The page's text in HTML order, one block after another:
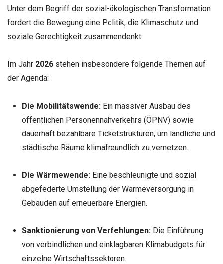
Unter dem Begriff der sozial-ökologischen Transformation
fordert die Bewegung eine Politik, die Klimaschutz und
soziale Gerechtigkeit zusammendenkt.
Im Jahr 2026 stehen insbesondere folgende Themen auf
der Agenda:
Die Mobilitätswende:Ein massiver Ausbau des
öffentlichen Personennahverkehrs (ÖPNV) sowie
dauerhaft bezahlbare Ticketstrukturen, um ländliche und
städtische Räume klimafreundlich zu vernetzen.
Die Wärmewende:Eine beschleunigte und sozial
abgefederte Umstellung der Wärmeversorgung in
Gebäuden auf erneuerbare Energien.
Sanktionierung von Verfehlungen:Die Einführung
von verbindlichen und einklagbaren Klimabudgets für
einzelne Wirtschaftssektoren.